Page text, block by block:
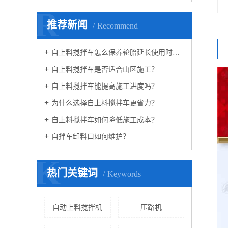
推荐新闻 Recommend
R
自上料搅拌车怎么保养轮胎延长使用时间？
自上料搅拌车是否适合山区施工？
自上料搅拌车能提高施工进度吗？
为什么选择自上料搅拌车更省力？
自上料搅拌车如何降低施工成本？
自拌车卸料口如何维护？
热门关键词 Keywords
K
自动上料搅拌机 压路机